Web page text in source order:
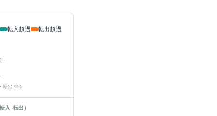
転入超過 転出超過
転出 955
入−転出）